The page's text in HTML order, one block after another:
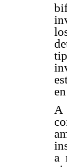
A
a